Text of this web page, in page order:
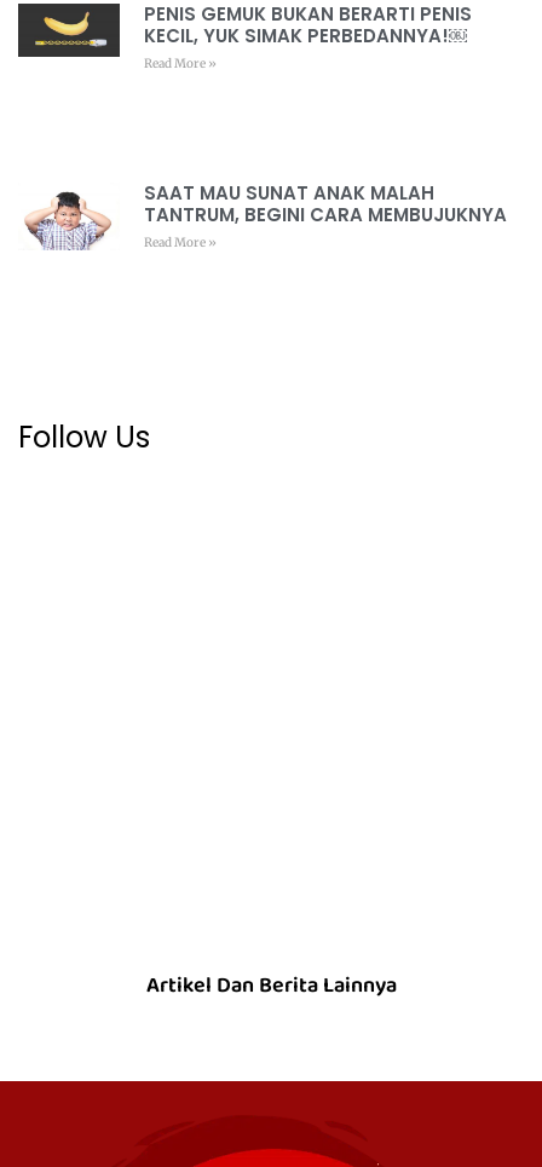
PENIS GEMUK BUKAN BERARTI PENIS
KECIL, YUK SIMAK PERBEDANNYA!￼
Read More »
SAAT MAU SUNAT ANAK MALAH
TANTRUM, BEGINI CARA MEMBUJUKNYA
Read More »
Follow Us
Artikel Dan Berita Lainnya